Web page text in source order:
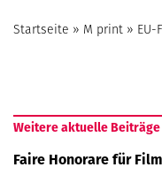
Startseite » M print »
Weitere aktuelle Beiträge
Faire Honorare für